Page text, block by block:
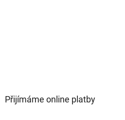
Přijímáme online platby